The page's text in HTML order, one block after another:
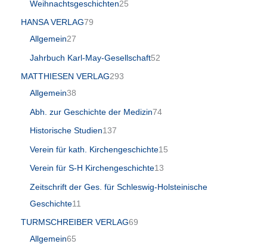
Weihnachtsgeschichten25
HANSA VERLAG79
Allgemein27
Jahrbuch Karl-May-Gesellschaft52
MATTHIESEN VERLAG293
Allgemein38
Abh. zur Geschichte der Medizin74
Historische Studien137
Verein für kath. Kirchengeschichte15
Verein für S-H Kirchengeschichte13
Zeitschrift der Ges. für Schleswig-Holsteinische
Geschichte11
TURMSCHREIBER VERLAG69
Allgemein65